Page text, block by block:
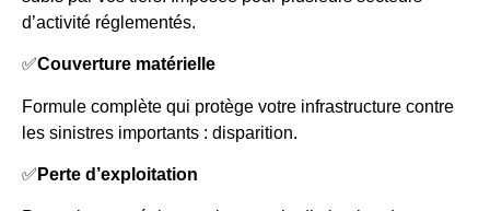
d’activité réglementés.
✅Couverture matérielle
Formule complète qui protège votre infrastructure contre
les sinistres importants : disparition.
✅ Perte d’exploitation